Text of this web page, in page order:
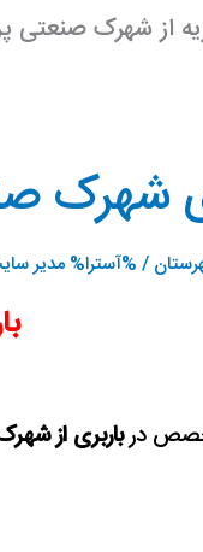
از شهرک صنعتی
شهرک
/ %آسترا% مدیر
درباربری از